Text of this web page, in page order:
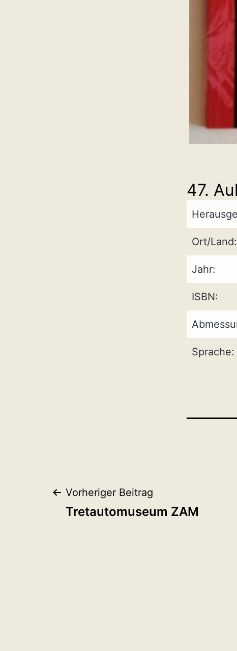
47.
Ort/Land:
Jahr:
ISBN:
Sprache:
Vorheriger Beitrag
Tretautomuseum ZAM